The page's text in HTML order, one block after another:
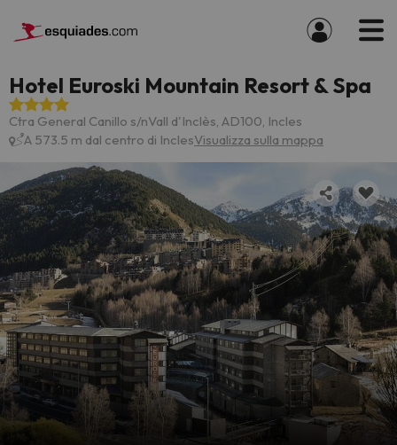
Hotel Euroski Mountain Resort & Spa
Ctra General Canillo s/nVall d'Inclès, AD100, Incles
A 573.5 m dal centro di InclesVisualizza sulla mappa